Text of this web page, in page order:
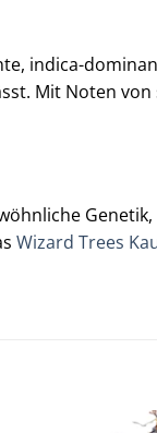
indica-
Mit Noten von
Wizard Trees